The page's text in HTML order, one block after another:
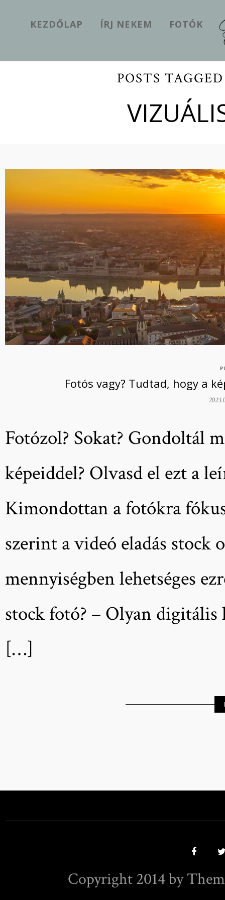
KEZDŐLAP ÍRJ NEKEM FOTÓK
POSTS
Fotós vagy? Tudtad, hogy a
Fotózol? Sokat? Gondoltál
képeiddel? Olvasd el ezt a
Kimondottan a fotókra
szerint a videó eladás stock
mennyiségben lehetséges
stock fotó? – Olyan digitális
[…]
Copyright 2014 by